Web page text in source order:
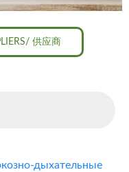
供应商
дыхательные